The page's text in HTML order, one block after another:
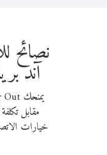
نصائح
آند
مقابل
خيارات